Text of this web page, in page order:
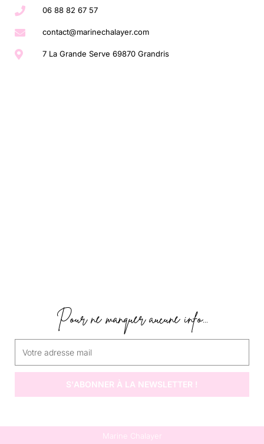
06 88 82 67 57
contact@marinechalayer.com
7 La Grande Serve 69870 Grandris
Pour ne manquer aucune info...
S'ABONNER À LA NEWSLETTER !
Marine Chalayer